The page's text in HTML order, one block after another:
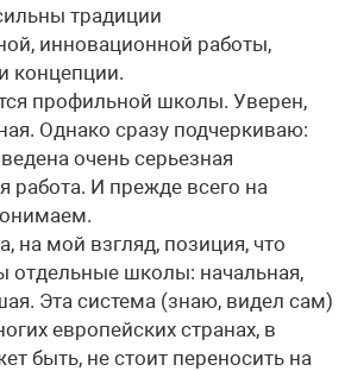
традиции
инновационной работы,
концепции.
профильной школы. Уверен,
Однако сразу подчеркиваю:
очень серьезная
работа. И прежде всего на
на мой взгляд, позиция, что
отдельные школы: начальная,
Эта система (знаю, видел сам)
европейских странах, в
быть, не стоит переносить на